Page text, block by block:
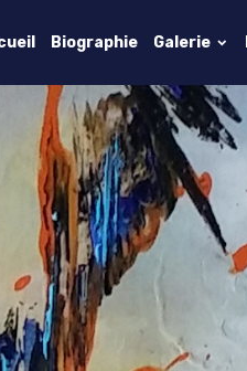
Biographie Galerie